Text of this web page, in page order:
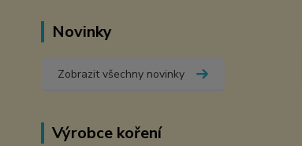
Novinky
Zobrazit všechny novinky
Výrobce koření